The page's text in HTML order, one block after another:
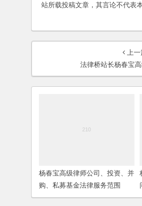
站所载投稿文章，其言论不代表
上一
法律桥站长杨春宝
杨春宝高级律师公司、投资、并
购、私募基金法律服务范围